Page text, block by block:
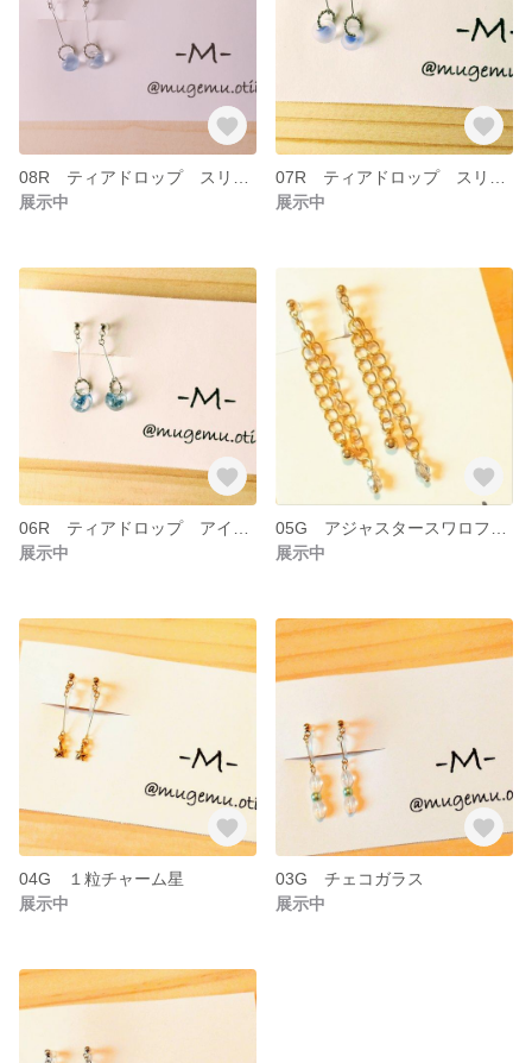
展示中
展示中
展示中
展示中
04G １粒チャーム星
展示中
03G チェコガラス
展示中